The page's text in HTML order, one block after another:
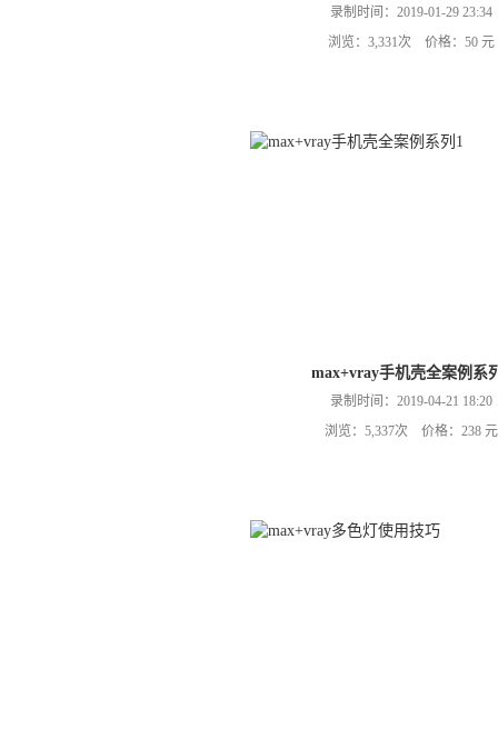
录制时间：2019-01-29 23:34
浏览：3,331次 价格：50 元
max+vray手机壳全案例系
录制时间：2019-04-21 18:20
浏览：5,337次 价格：238 元